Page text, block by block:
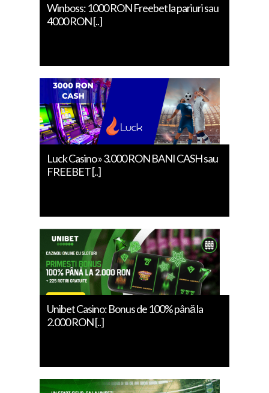
Winboss: 1000 RON Freebet la pariuri sau
4000 RON [..]
Luck Casino » 3.000 RON BANI CASH sau
FREEBET [..]
Unibet Casino: Bonus de 100% până la
2.000 RON [..]